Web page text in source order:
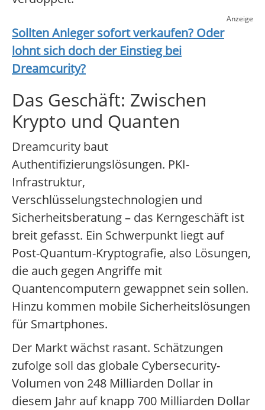
Anzeige
Sollten Anleger sofort verkaufen? Oder
lohnt sich doch der Einstieg bei
Dreamcurity?
Das Geschäft: Zwischen
Krypto und Quanten
Dreamcurity baut
Authentifizierungslösungen. PKI-
Infrastruktur,
Verschlüsselungstechnologien und
Sicherheitsberatung – das Kerngeschäft ist
breit gefasst. Ein Schwerpunkt liegt auf
Post-Quantum-Kryptografie, also Lösungen,
die auch gegen Angriffe mit
Quantencomputern gewappnet sein sollen.
Hinzu kommen mobile Sicherheitslösungen
für Smartphones.
Der Markt wächst rasant. Schätzungen
zufolge soll das globale Cybersecurity-
Volumen von 248 Milliarden Dollar in
diesem Jahr auf knapp 700 Milliarden Dollar